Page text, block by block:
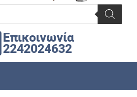
Επικοινωνία
2242024632